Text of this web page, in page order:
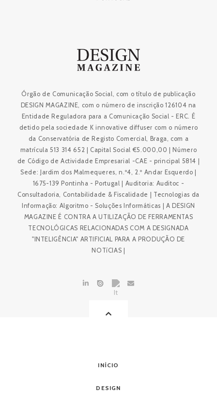
Órgão de Comunicação Social, com o título de publicação
DESIGN MAGAZINE, com o número de inscrição 126104 na
Entidade Reguladora para a Comunicação Social - ERC. É
detido pela sociedade K innovative diffuser com o número
da Conservatória de Registo Comercial, Braga, com a
matrícula 513 314 652 | Capital Social €5.000,00 | Número
de Código de Actividade Empresarial -CAE - principal 5814 |
Sede: Jardim dos Malmequeres, n.º4, 2.º Andar Esquerdo |
1675-139 Pontinha - Portugal | Auditoria: Auditoc -
Consultadoria, Contabilidade & Fiscalidade | Tecnologias da
Informação: Algoritmo - Soluções Informáticas | A DESIGN
MAGAZINE É CONTRA A UTILIZAÇÃO DE FERRAMENTAS
TECNOLÓGICAS RELACIONADAS COM A DESIGNADA
"INTELIGÊNCIA" ARTIFICIAL PARA A PRODUÇÃO DE
NOTíCIAS |
INÍCIO
DESIGN